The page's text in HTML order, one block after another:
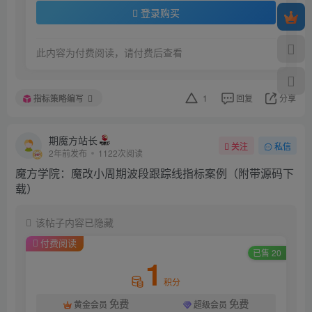
登录购买
此内容为付费阅读，请付费后查看
指标策略编写 1 回复 分享
期魔方站长
2年前发布 1122次阅读
关注 私信
魔方学院：魔改小周期波段跟踪线指标案例（附带源码下
载）
该帖子内容已隐藏
付费阅读
已售 20
1 积分
黄金会员 免费 超级会员 免费